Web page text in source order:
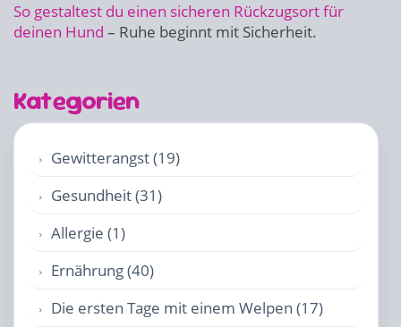
So gestaltest du einen sicheren Rückzugsort für
deinen Hund – Ruhe beginnt mit Sicherheit.
Kategorien
Gewitterangst (19)
Gesundheit (31)
Allergie (1)
Ernährung (40)
Die ersten Tage mit einem Welpen (17)